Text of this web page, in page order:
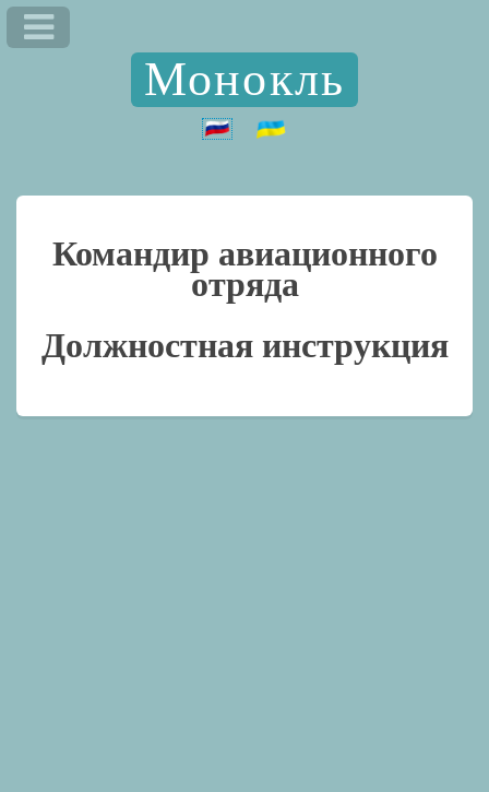
Монокль
Командир авиационного
отряда
Должностная инструкция